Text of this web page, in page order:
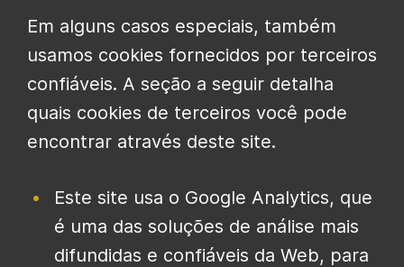
Em alguns casos especiais, também
usamos cookies fornecidos por terceiros
confiáveis. A seção a seguir detalha
quais cookies de terceiros você pode
encontrar através deste site.
Este site usa o Google Analytics, que
é uma das soluções de análise mais
difundidas e confiáveis ​​da Web, para